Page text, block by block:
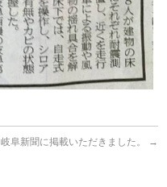
岐阜新聞に掲載いただきました。 →